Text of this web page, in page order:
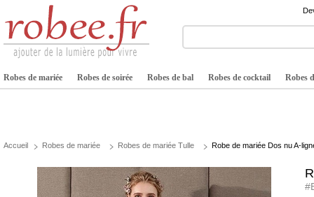
Robes de mariée Robes de soirée Robes de bal Robes de cocktail Robes
Accueil Robes de mariée Robes de mariée Tulle Robe de mariée Dos nu A-